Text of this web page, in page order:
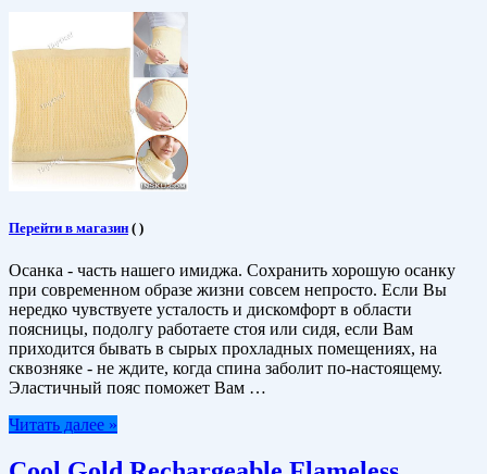
Перейти в магазин ( )
Осанка - часть нашего имиджа. Сохранить хорошую осанку
при современном образе жизни совсем непросто. Если Вы
нередко чувствуете усталость и дискомфорт в области
поясницы, подолгу работаете стоя или сидя, если Вам
приходится бывать в сырых прохладных помещениях, на
сквозняке - не ждите, когда спина заболит по-настоящему.
Эластичный пояс поможет Вам …
Читать далее »